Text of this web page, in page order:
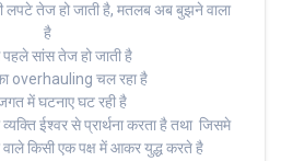
तेज हो जाती है, मतलब अब बुझने वाला
है
सांस तेज हो जाती है
overhauling चल रहा है
में घटनाए घट रही है
ईश्वर से प्रार्थना करता है तथा जिसमे
वाले किसी एक पक्ष में आकर युद्ध करते है